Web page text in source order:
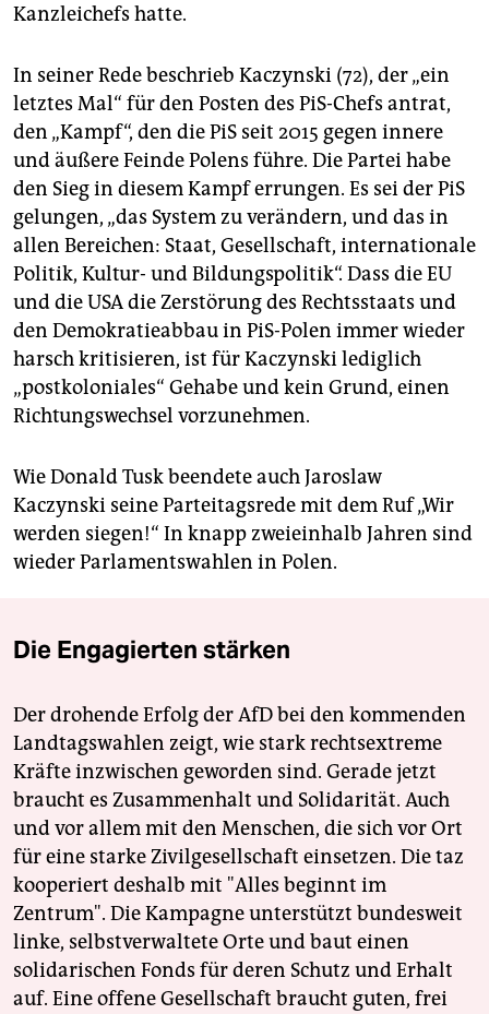
Kanzleichefs hatte.
In seiner Rede beschrieb Kaczynski (72), der „ein
letztes Mal“ für den Posten des PiS-Chefs antrat,
den „Kampf“, den die PiS seit 2015 gegen innere
und äußere Feinde Polens führe. Die Partei habe
den Sieg in diesem Kampf errungen. Es sei der PiS
gelungen, „das System zu verändern, und das in
allen Bereichen: Staat, Gesellschaft, internationale
Politik, Kultur- und Bildungspolitik“. Dass die EU
und die USA die Zerstörung des Rechtsstaats und
den Demokratieabbau in PiS-Polen immer wieder
harsch kritisieren, ist für Kaczynski lediglich
„postkoloniales“ Gehabe und kein Grund, einen
Richtungswechsel vorzunehmen.
Wie Donald Tusk beendete auch Jaroslaw
Kaczynski seine Parteitagsrede mit dem Ruf „Wir
werden siegen!“ In knapp zweieinhalb Jahren sind
wieder Parlamentswahlen in Polen.
Die Engagierten stärken
Der drohende Erfolg der AfD bei den kommenden
Landtagswahlen zeigt, wie stark rechtsextreme
Kräfte inzwischen geworden sind. Gerade jetzt
braucht es Zusammenhalt und Solidarität. Auch
und vor allem mit den Menschen, die sich vor Ort
für eine starke Zivilgesellschaft einsetzen. Die taz
kooperiert deshalb mit "Alles beginnt im
Zentrum". Die Kampagne unterstützt bundesweit
linke, selbstverwaltete Orte und baut einen
solidarischen Fonds für deren Schutz und Erhalt
auf. Eine offene Gesellschaft braucht guten, frei